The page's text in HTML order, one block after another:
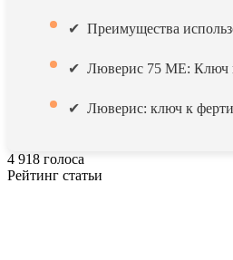
Преимущества
Люверис 75 МЕ: Ключ
Люверис: ключ к
4 918 голоса
Рейтинг статьи